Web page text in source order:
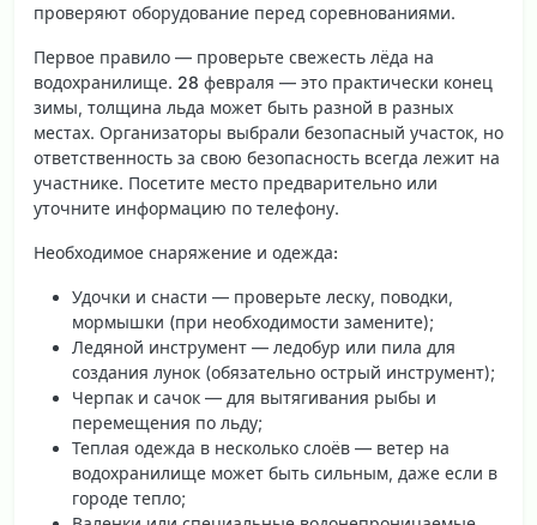
проверяют оборудование перед соревнованиями.
Первое правило — проверьте свежесть лёда на
водохранилище. 28 февраля — это практически конец
зимы, толщина льда может быть разной в разных
местах. Организаторы выбрали безопасный участок, но
ответственность за свою безопасность всегда лежит на
участнике. Посетите место предварительно или
уточните информацию по телефону.
Необходимое снаряжение и одежда:
Удочки и снасти — проверьте леску, поводки,
мормышки (при необходимости замените);
Ледяной инструмент — ледобур или пила для
создания лунок (обязательно острый инструмент);
Черпак и сачок — для вытягивания рыбы и
перемещения по льду;
Теплая одежда в несколько слоёв — ветер на
водохранилище может быть сильным, даже если в
городе тепло;